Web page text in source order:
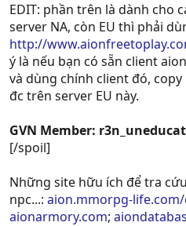
EDIT: phần trên là dành cho
server NA, còn EU thì phải
http://
ý là nếu bạn có sẵn client
và dùng chính client đó,
đc trên server EU này.
GVN Member:
[/spoil]
Những site hữu ích để tra
npc...: aion.mmorpg-
aionarmory.com;